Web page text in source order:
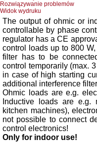
Rozwiązywanie problemów
Widok wydruku
The output of ohmic or
controllable by phase
regulator has a CE
control loads up to 800
filter has to be
control temporarily (max.
in case of high starting
additional interference
Ohmic loads are e.g.
Inductive loads are e.g.
kitchen machines),
not possible to connect
control electronics!
Only for indoor use!